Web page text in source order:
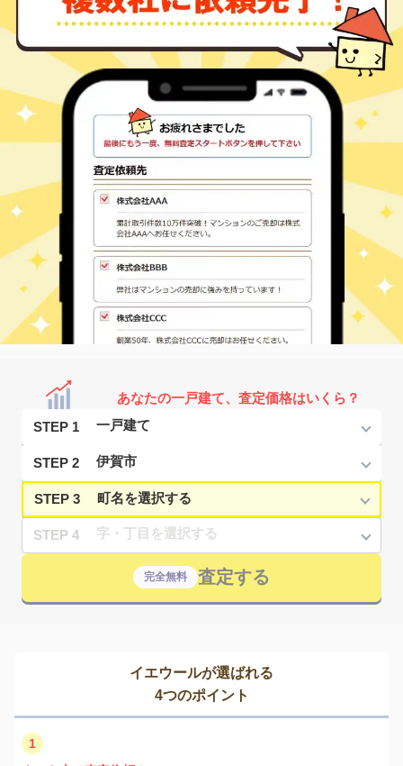
あなたの一戸建て、査定価格はいくら？
STEP 1
STEP 2
STEP 3
STEP 4
完全無料 査定する
イエウールが選ばれる
4つのポイント
1